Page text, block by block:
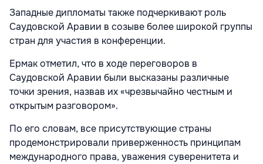
Западные дипломаты также подчеркивают роль
Саудовской Аравии в созыве более широкой группы
стран для участия в конференции.
Ермак отметил, что в ходе переговоров в
Саудовской Аравии были высказаны различные
точки зрения, назвав их «чрезвычайно честным и
открытым разговором».
По его словам, все присутствующие страны
продемонстрировали приверженность принципам
международного права, уважения суверенитета и